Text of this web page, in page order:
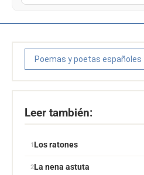
Poemas y poetas españoles
Leer también:
Los ratones
La nena astuta